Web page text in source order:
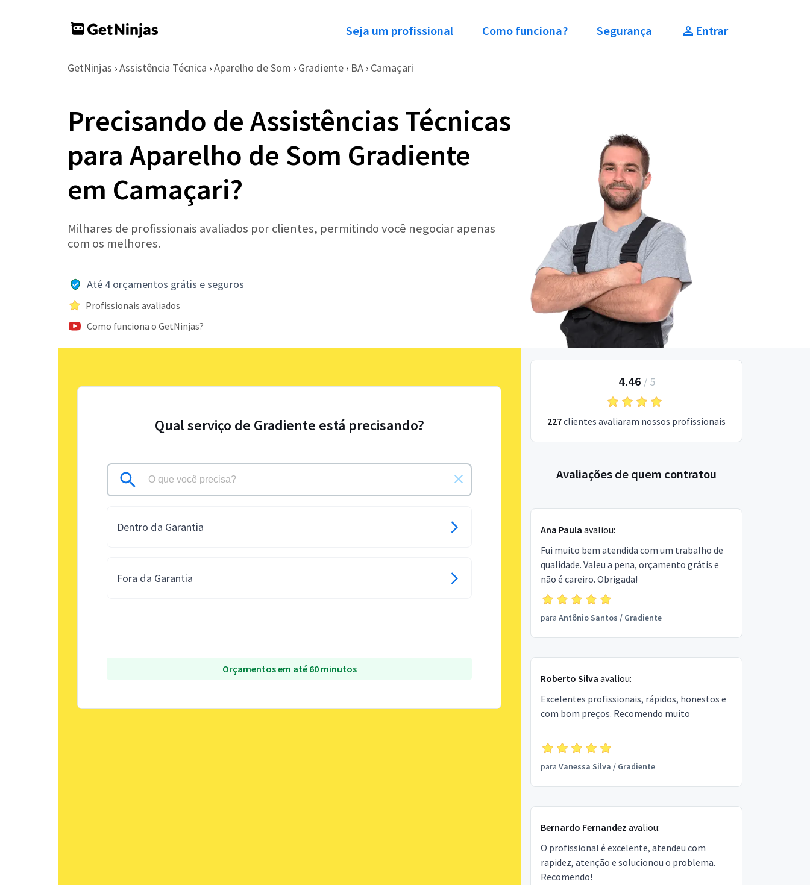
Seja um profissional Como funciona? Segurança Entrar
GetNinjas › Assistência Técnica › Aparelho de Som › Gradiente › BA › Camaçari
Precisando de Assistências Técnicas
para Aparelho de Som Gradiente
em Camaçari?
Milhares de profissionais avaliados por clientes, permitindo você negociar apenas
com os melhores.
Até 4 orçamentos grátis e seguros
Profissionais avaliados
Como funciona o GetNinjas?
Qual serviço de Gradiente está precisando?
Dentro da Garantia
Fora da Garantia
Orçamentos em até 60 minutos
4.46 / 5
227clientes avaliaram nossos profissionais
Avaliações de quem contratou
Ana Paula avaliou:
Fui muito bem atendida com um trabalho de
qualidade. Valeu a pena, orçamento grátis e
não é careiro. Obrigada!
para Antônio Santos / Gradiente
Roberto Silva avaliou:
Excelentes profissionais, rápidos, honestos e
com bom preços. Recomendo muito
para Vanessa Silva / Gradiente
Bernardo Fernandez avaliou:
O profissional é excelente, atendeu com
rapidez, atenção e solucionou o problema.
Recomendo!